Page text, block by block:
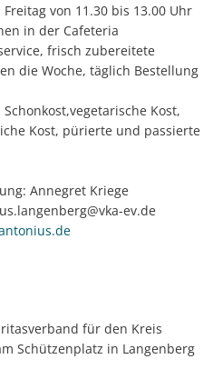
von 11.30 bis 13.00 Uhr
in der Cafeteria
frisch zubereitete
die Woche, täglich Bestellung
Kost,
Kost, pürierte und passierte
Annegret Kriege
ev.de
für den Kreis
Schützenplatz in Langenberg